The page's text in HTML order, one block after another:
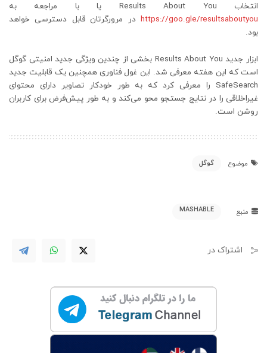
انتخاب Results About You یا با مراجعه به
https://goo.gle/resultsaboutyou در مرورگرتان قابل دسترسی خواهد
بود.
ابزار جدید Results About You بخشی از چندین ویژگی جدید امنیتی گوگل
است که این هفته معرفی شد. این غول فناوری همچنین یک قابلیت جدید
SafeSearch را معرفی کرد که به طور خودکار تصاویر دارای محتوای
غیراخلاقی را در نتایج جستجو محو می‌کند و به طور پیش‌فرض برای کاربران
روشن است.
موضوع گوگل
منبع MASHABLE
اشتراک در